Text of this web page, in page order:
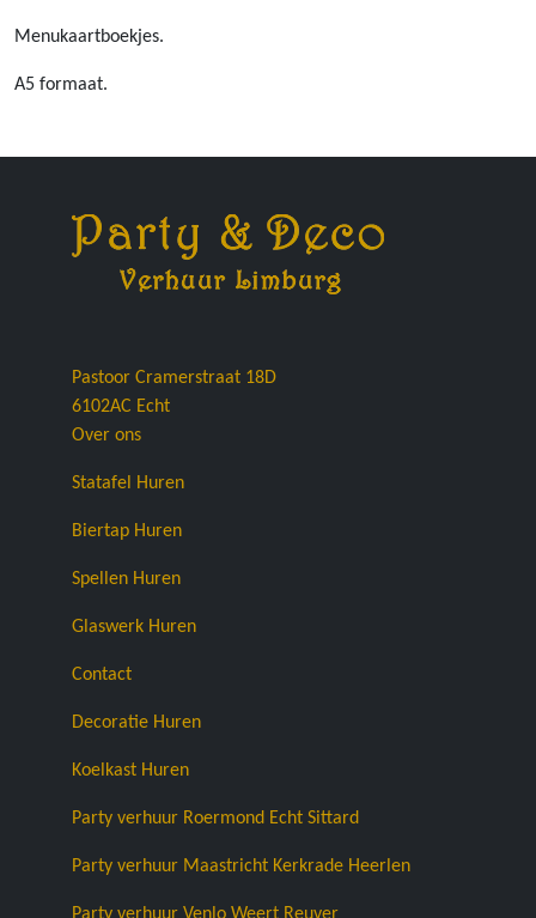
Menukaartboekjes.
A5 formaat.
Pastoor Cramerstraat 18D
6102AC Echt
Over ons
Statafel Huren
Biertap Huren
Spellen Huren
Glaswerk Huren
Contact
Decoratie Huren
Koelkast Huren
Party verhuur Roermond Echt Sittard
Party verhuur Maastricht Kerkrade Heerlen
Party verhuur Venlo Weert Reuver